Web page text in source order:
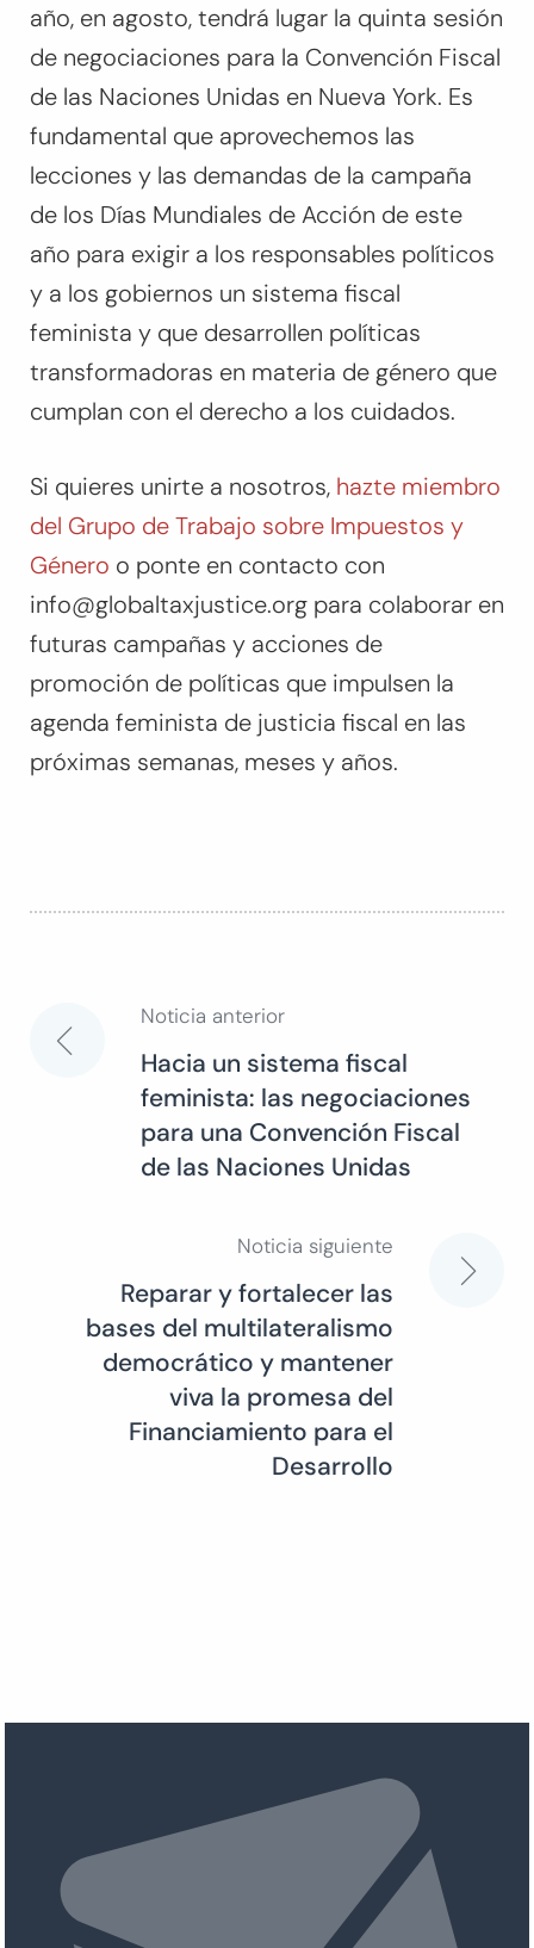
año, en agosto, tendrá lugar la quinta sesión
de negociaciones para la Convención Fiscal
de las Naciones Unidas en Nueva York. Es
fundamental que aprovechemos las
lecciones y las demandas de la campaña
de los Días Mundiales de Acción de este
año para exigir a los responsables políticos
y a los gobiernos un sistema fiscal
feminista y que desarrollen políticas
transformadoras en materia de género que
cumplan con el derecho a los cuidados.
Si quieres unirte a nosotros, hazte miembro
del Grupo de Trabajo sobre Impuestos y
Género o ponte en contacto con
info@globaltaxjustice.org para colaborar en
futuras campañas y acciones de
promoción de políticas que impulsen la
agenda feminista de justicia fiscal en las
próximas semanas, meses y años.
Navegación
entradas
Noticia anterior
Hacia un sistema fiscal
feminista: las negociaciones
para una Convención Fiscal
de las Naciones Unidas
Noticia siguiente
Reparar y fortalecer las
bases del multilateralismo
democrático y mantener
viva la promesa del
Financiamiento para el
Desarrollo